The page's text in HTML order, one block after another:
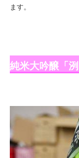
ます。
純米大吟醸「